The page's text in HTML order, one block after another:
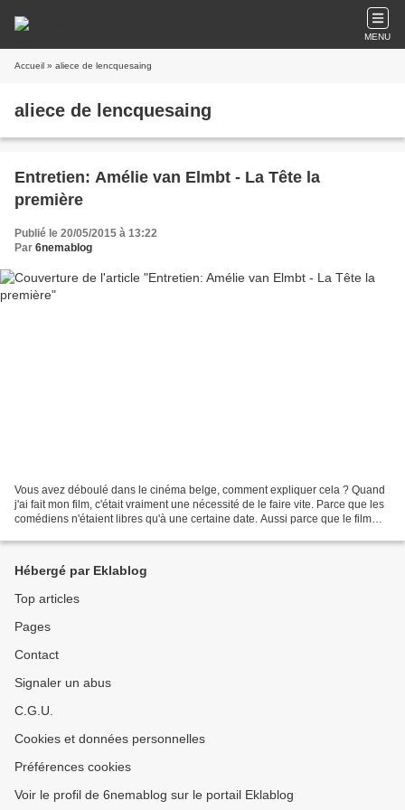
MENU
Accueil » aliece de lencquesaing
aliece de lencquesaing
Entretien: Amélie van Elmbt - La Tête la
première
Publié le 20/05/2015 à 13:22
Par 6nemablog
Vous avez déboulé dans le cinéma belge, comment expliquer cela ? Quand
j'ai fait mon film, c'était vraiment une nécessité de le faire vite. Parce que les
comédiens n'étaient libres qu'à une certaine date. Aussi parce que le film
Hébergé par Eklablog
Top articles
Pages
Contact
Signaler un abus
C.G.U.
Cookies et données personnelles
Préférences cookies
Voir le profil de 6nemablog sur le portail Eklablog